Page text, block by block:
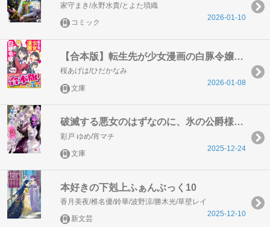
家守まき/永野水貴/とよた瑣織
コミック
2026-01-10
【合本版】転生先が少女漫画の白豚令嬢だった
桜あげは/ひだかなみ
文庫
2026-01-08
破滅する悪女のはずなのに、氷の公爵様に溺愛されています
彩戸 ゆめ/宵マチ
文庫
2025-12-24
本好きの下剋上ふぁんぶっく10
香月美夜/椎名優/鈴華/波野涼/勝木光/草壁レイ
新文芸
2025-12-10